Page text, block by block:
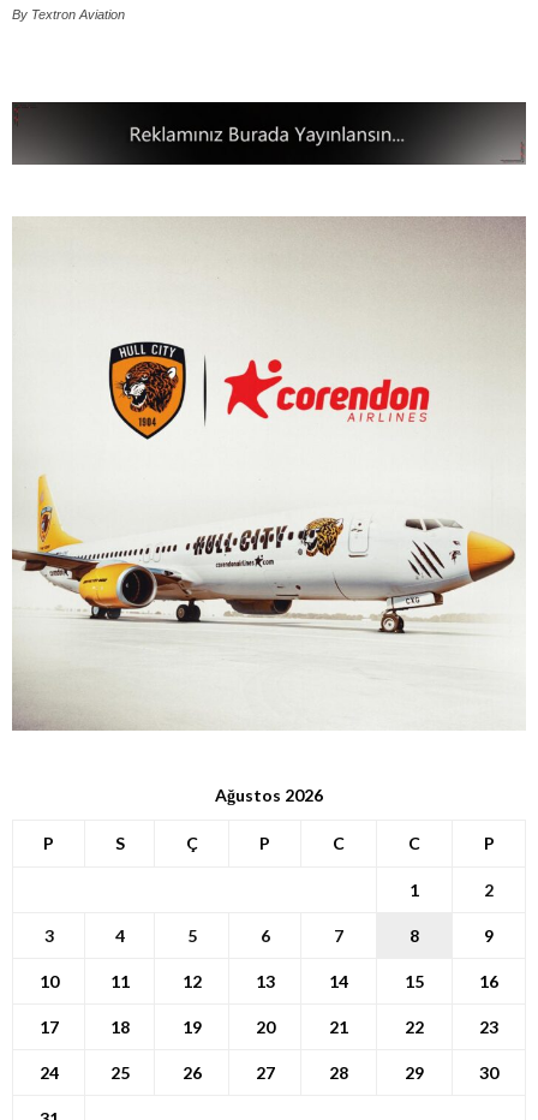
By Textron Aviation
Ağustos 2026
P S Ç P C C P
1 2
3 4 5 6 7 8 9
10 11 12 13 14 15 16
17 18 19 20 21 22 23
24 25 26 27 28 29 30